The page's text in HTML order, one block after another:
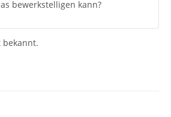
bewerkstelligen kann?
bekannt.